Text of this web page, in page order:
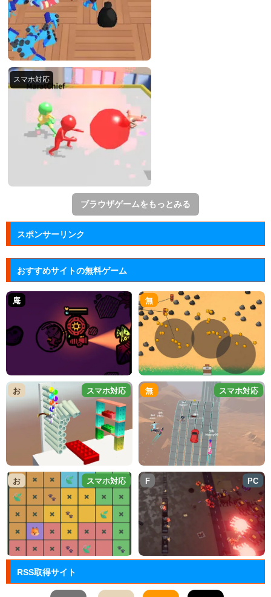
ブラウザゲームをもっとみる
スポンサーリンク
おすすめサイトの無料ゲーム
庵 無
お スマホ対応 無 スマホ対応
お スマホ対応 F PC
RSS取得サイト